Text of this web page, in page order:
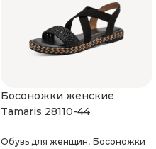
Босоножки женские
Tamaris 28110-44
Обувь для женщин, Босоножки